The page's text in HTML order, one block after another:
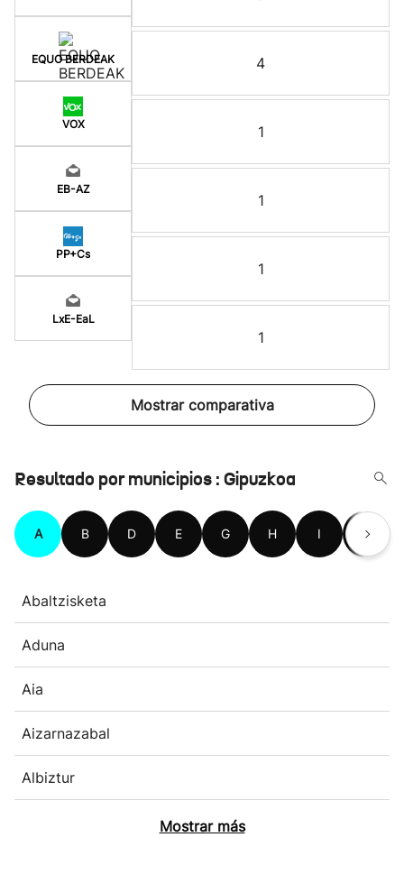
EQUO BERDEAK
VOX
EB-AZ
PP+Cs
LxE-EaL
4
1
1
1
1
Mostrar comparativa
Resultado por municipios : Gipuzkoa
A B D E G H I L
Abaltzisketa
Aduna
Aia
Aizarnazabal
Albiztur
Mostrar más